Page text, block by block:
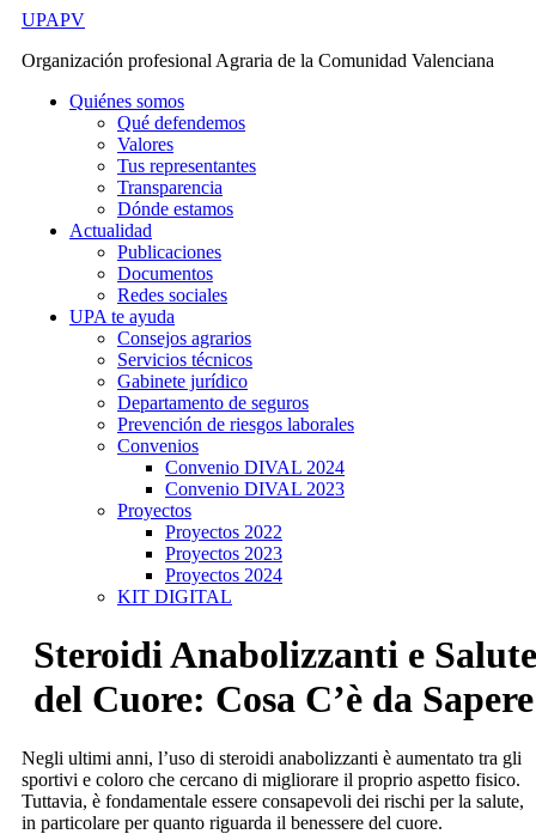
contenido
UPAPV
Organización profesional Agraria de la Comunidad Valenciana
Quiénes somos
Qué defendemos
Valores
Tus representantes
Transparencia
Dónde estamos
Actualidad
Publicaciones
Documentos
Redes sociales
UPA te ayuda
Consejos agrarios
Servicios técnicos
Gabinete jurídico
Departamento de seguros
Prevención de riesgos laborales
Convenios
Convenio DIVAL 2024
Convenio DIVAL 2023
Proyectos
Proyectos 2022
Proyectos 2023
Proyectos 2024
KIT DIGITAL
Steroidi Anabolizzanti e Salute
del Cuore: Cosa C’è da Sapere
Negli ultimi anni, l’uso di steroidi anabolizzanti è aumentato tra gli
sportivi e coloro che cercano di migliorare il proprio aspetto fisico.
Tuttavia, è fondamentale essere consapevoli dei rischi per la salute,
in particolare per quanto riguarda il benessere del cuore.